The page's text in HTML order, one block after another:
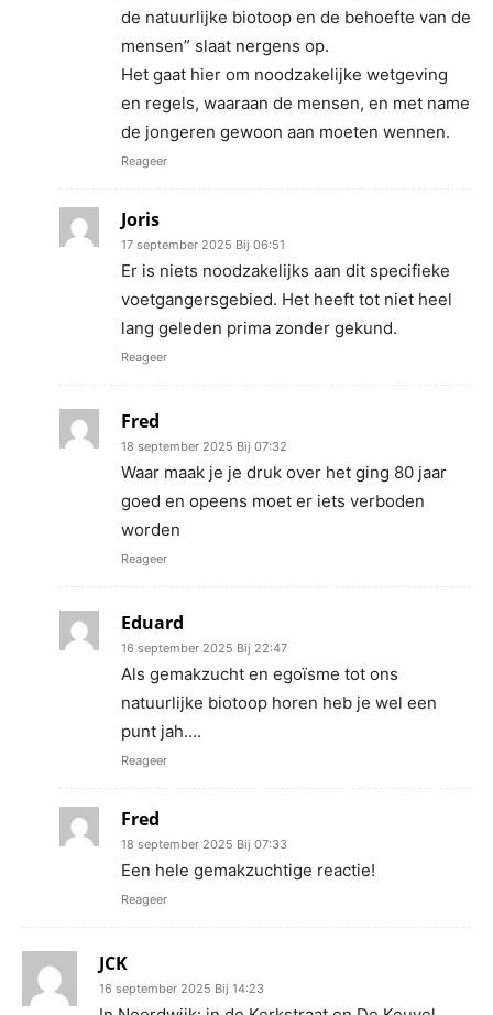
de natuurlijke biotoop en de behoefte van de
mensen” slaat nergens op.
Het gaat hier om noodzakelijke wetgeving
en regels, waaraan de mensen, en met name
de jongeren gewoon aan moeten wennen.
Reageer
Joris
17 september 2025 Bij 06:51
Er is niets noodzakelijks aan dit specifieke
voetgangersgebied. Het heeft tot niet heel
lang geleden prima zonder gekund.
Reageer
Fred
18 september 2025 Bij 07:32
Waar maak je je druk over het ging 80 jaar
goed en opeens moet er iets verboden
worden
Reageer
Eduard
16 september 2025 Bij 22:47
Als gemakzucht en egoïsme tot ons
natuurlijke biotoop horen heb je wel een
punt jah….
Reageer
Fred
18 september 2025 Bij 07:33
Een hele gemakzuchtige reactie!
Reageer
JCK
16 september 2025 Bij 14:23